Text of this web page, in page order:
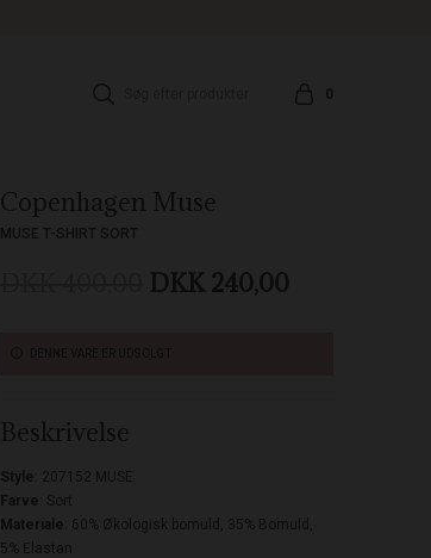
0
Copenhagen Muse
MUSE T-SHIRT SORT
DKK 240,00
Beskrivelse
Style : 207152 MUSE
Farve : Sort
Materiale : 60% Økologisk bomuld, 35% Bomuld,
5% Elastan